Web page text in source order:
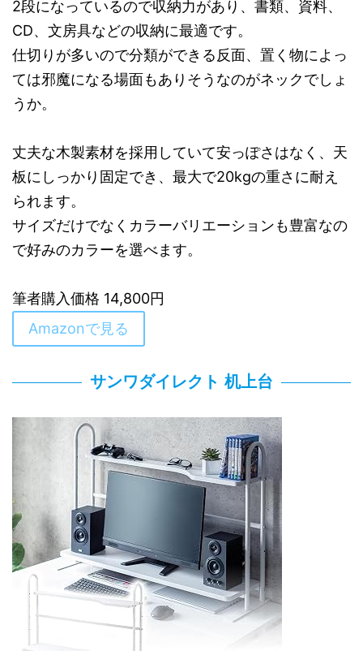
2段になっているので収納力があり、書類、資料、
CD、文房具などの収納に最適です。
仕切りが多いので分類ができる反面、置く物によっ
ては邪魔になる場面もありそうなのがネックでしょ
うか。
丈夫な木製素材を採用していて安っぽさはなく、天
板にしっかり固定でき、最大で20kgの重さに耐え
られます。
サイズだけでなくカラーバリエーションも豊富なの
で好みのカラーを選べます。
筆者購入価格 14,800円
Amazonで見る
サンワダイレクト 机上台